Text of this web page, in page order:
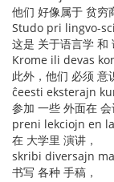
他们 好像属于 贫穷
Studo pri lingvo-
这是 关于语言学 和
Krome ili devas
此外，他们 必须 意
ĉeesti eksterajn
参加 一些 外面在 会
preni lekciojn en
在 大学里 演讲，
skribi diversajn
书写 各种 手稿，